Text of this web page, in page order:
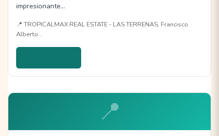
impresionante…
📍 TROPICALMAX REAL ESTATE - LAS TERRENAS, Francisco
Alberto…
📍